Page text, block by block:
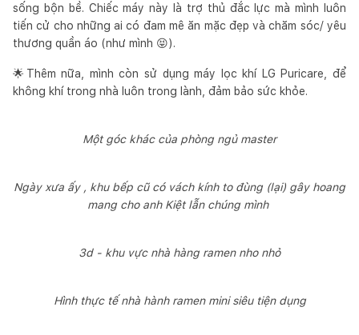
sống bộn bề. Chiếc máy này là trợ thủ đắc lực mà mình luôn
tiến cử cho những ai có đam mê ăn mặc đẹp và chăm sóc/ yêu
thương quần áo (như mình 😝).
🌟Thêm nữa, mình còn sử dụng máy lọc khí LG Puricare, để
không khí trong nhà luôn trong lành, đảm bảo sức khỏe.
Một góc khác của phòng ngủ master
Ngày xưa ấy , khu bếp cũ có vách kính to đùng (lại) gây hoang
mang cho anh Kiệt lẫn chúng mình
3d - khu vực nhà hàng ramen nho nhỏ
Hình thực tế nhà hành ramen mini siêu tiện dụng